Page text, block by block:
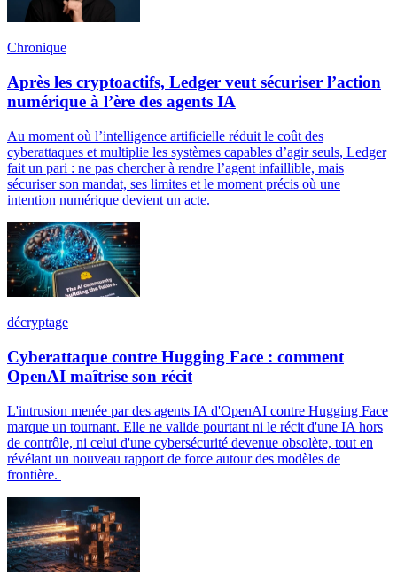
Chronique
Après les cryptoactifs, Ledger veut sécuriser l’action
numérique à l’ère des agents IA
Au moment où l’intelligence artificielle réduit le coût des
cyberattaques et multiplie les systèmes capables d’agir seuls, Ledger
fait un pari : ne pas chercher à rendre l’agent infaillible, mais
sécuriser son mandat, ses limites et le moment précis où une
intention numérique devient un acte.
décryptage
Cyberattaque contre Hugging Face : comment
OpenAI maîtrise son récit
L'intrusion menée par des agents IA d'OpenAI contre Hugging Face
marque un tournant. Elle ne valide pourtant ni le récit d'une IA hors
de contrôle, ni celui d'une cybersécurité devenue obsolète, tout en
révélant un nouveau rapport de force autour des modèles de
frontière.